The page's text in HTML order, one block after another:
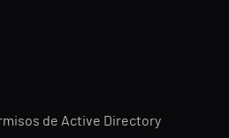
de Active Directory